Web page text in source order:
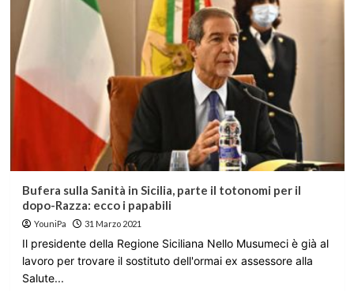
Bufera sulla Sanità in Sicilia, parte il totonomi per il
dopo-Razza: ecco i papabili
YouniPa 31 Marzo 2021
Il presidente della Regione Siciliana Nello Musumeci è già al
lavoro per trovare il sostituto dell'ormai ex assessore alla
Salute...